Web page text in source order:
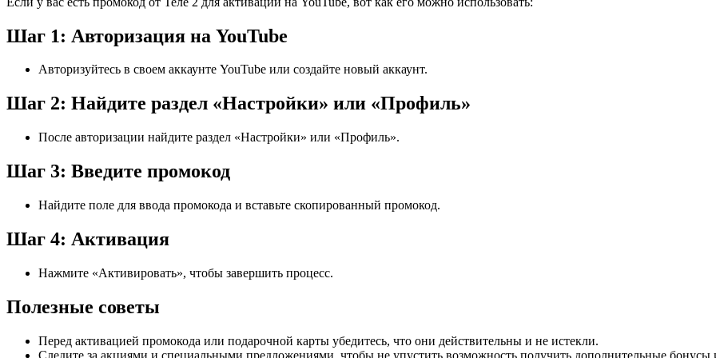
Шаг 1: Авторизация на YouTube
Авторизуйтесь в своем аккаунте YouTube или создайте новый аккаунт.
Шаг 2: Найдите раздел «Настройки» или «Профиль»
После авторизации найдите раздел «Настройки» или «Профиль».
Шаг 3: Введите промокод
Найдите поле для ввода промокода и вставьте скопированный промокод.
Шаг 4: Активация
Нажмите «Активировать», чтобы завершить процесс.
Полезные советы
Перед активацией промокода или подарочной карты убедитесь, что они действительны и не истекли.
Следите за акциями и специальными предложениями, чтобы не упустить возможность получить дополнительные бонусы